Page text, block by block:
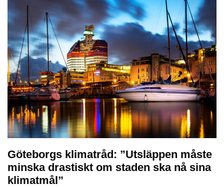
Göteborgs klimatråd: ”Utsläppen måste
minska drastiskt om staden ska nå sina
klimatmål”